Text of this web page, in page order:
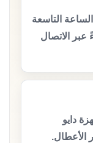
التاسعة
الاتصال
دايو
الأعطال.